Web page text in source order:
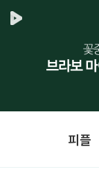
피플